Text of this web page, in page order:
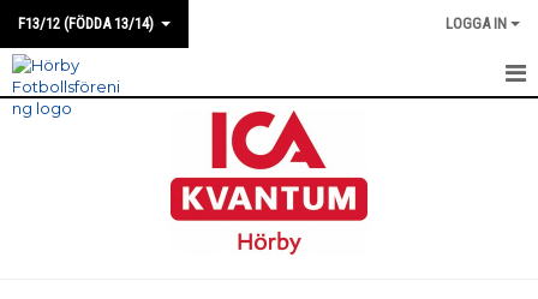
F13/12 (FÖDDA 13/14) LOGGA IN
HEM